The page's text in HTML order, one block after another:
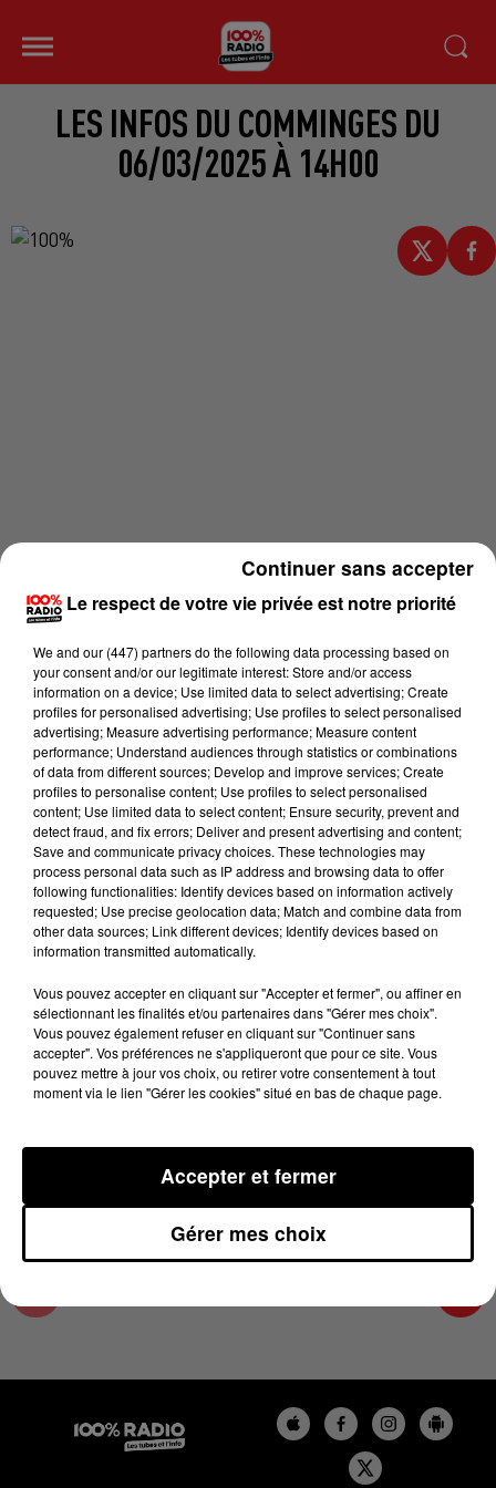
LES INFOS DU COMMINGES DU
06/03/2025 À 14H00
Lecture (2 min 22 sec)
100%
100% Radio les infos du Comminges
6 mars 2025 - 2 min 22 sec
LES INFOS DU COMMINGES DU 06/03/2025 À
14H00
Podcast infos du Comminges
Le respect de votre vie privée est notre priorité
We and our (447) partnersdo the following data processing based on
your consent and/or our legitimate interest: Store and/or access
information on a device; Use limited data to select advertising; Create
profiles for personalised advertising; Use profiles to select personalised
advertising; Measure advertising performance; Measure content
performance; Understand audiences through statistics or combinations
of data from different sources; Develop and improve services; Create
profiles to personalise content; Use profiles to select personalised
content; Use limited data to select content; Ensure security, prevent and
detect fraud, and fix errors; Deliver and present advertising and content;
Save and communicate privacy choices. These technologies may
process personal data such as IP address and browsing data to offer
following functionalities: Identify devices based on information actively
requested; Use precise geolocation data; Match and combine data from
other data sources; Link different devices; Identify devices based on
information transmitted automatically.
Vous pouvez accepter en cliquant sur "Accepter et fermer", ou affiner en
sélectionnant les finalités et/ou partenaires dans "Gérer mes choix".
Vous pouvez également refuser en cliquant sur "Continuer sans
accepter". Vos préférences ne s'appliqueront que pour ce site. Vous
pouvez mettre à jour vos choix, ou retirer votre consentement à tout
moment via le lien "Gérer les cookies" situé en bas de chaque page.
Gérer mes choix
Accepter et fermer
Continuer sans accepter